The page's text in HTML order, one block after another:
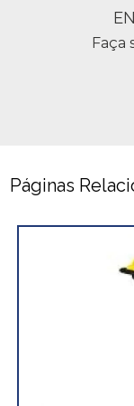
Faça
Páginas